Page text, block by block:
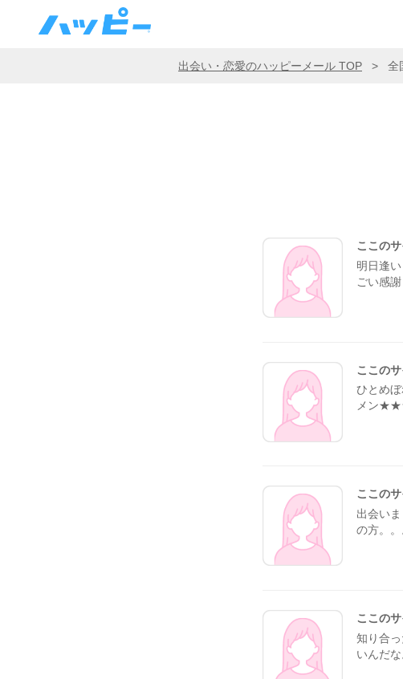
出会い・恋愛のハッピーメール TOP > 全
ここの
明日逢
ごい感謝
ここのサ
ひとめ
メン
ここのサ
出会い
の方。
ここのサ
知り合
いんだ